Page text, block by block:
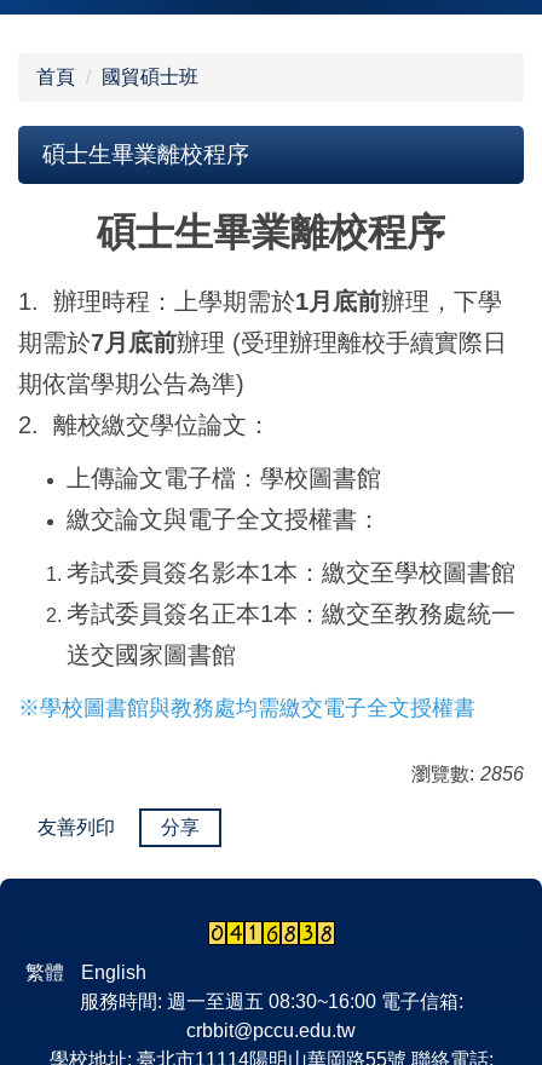
首頁 國貿碩士班
碩士生畢業離校程序
碩士生畢業離校程序
1. 辦理時程：上學期需於1月底前辦理，下學
期需於7月底前辦理 (受理辦理離校手續實際日
期依當學期公告為準)
2. 離校繳交學位論文：
上傳論文電子檔：學校圖書館
繳交論文與電子全文授權書：
考試委員簽名影本1本：繳交至學校圖書館
考試委員簽名正本1本：繳交至教務處統一
送交國家圖書館
※學校圖書館與教務處均需繳交電子全文授權書
瀏覽數: 2856
友善列印 分享
繁體
English
服務時間: 週一至週五 08:30~16:00 電子信箱:
crbbit@pccu.edu.tw
學校地址: 臺北市11114陽明山華岡路55號 聯絡電話: